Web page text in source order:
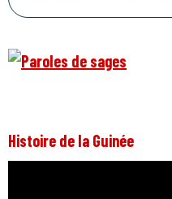
Histoire de la Guinée